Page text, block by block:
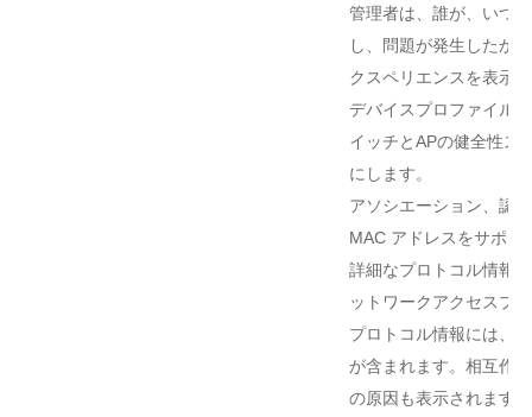
管理者は、誰が、いつ
し、問題が発生したか
クスペリエンスを表示
デバイスプロファイル
イッチとAPの健全性ス
にします。
アソシエーション、認
MAC アドレスをサポー
詳細なプロトコル情報
ットワークアクセスプ
プロトコル情報には、
が含まれます。相互作
の原因も表示されます。